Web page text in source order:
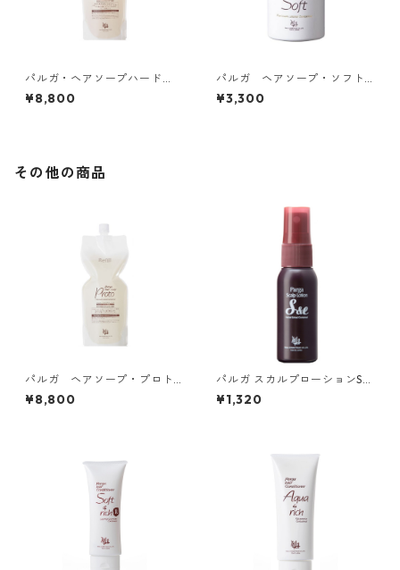
パルガ・ヘアソープハード
（詰替用 1,000mL）
¥8,800
パルガ ヘアソープ・ソフト
（本体 250mL）
¥3,300
その他の商品
パルガ ヘアソープ・プロト
（詰替用 1,000mL）
¥8,800
パルガ スカルプローションS＆
E 30ml
¥1,320